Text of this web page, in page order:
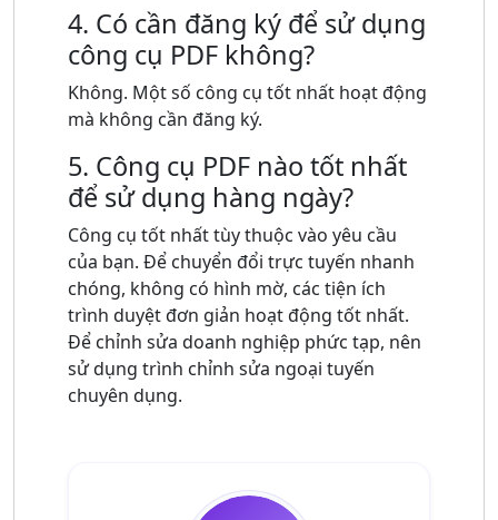
4. Có cần đăng ký để sử dụng
công cụ PDF không?
Không. Một số công cụ tốt nhất hoạt động
mà không cần đăng ký.
5. Công cụ PDF nào tốt nhất
để sử dụng hàng ngày?
Công cụ tốt nhất tùy thuộc vào yêu cầu
của bạn. Để chuyển đổi trực tuyến nhanh
chóng, không có hình mờ, các tiện ích
trình duyệt đơn giản hoạt động tốt nhất.
Để chỉnh sửa doanh nghiệp phức tạp, nên
sử dụng trình chỉnh sửa ngoại tuyến
chuyên dụng.